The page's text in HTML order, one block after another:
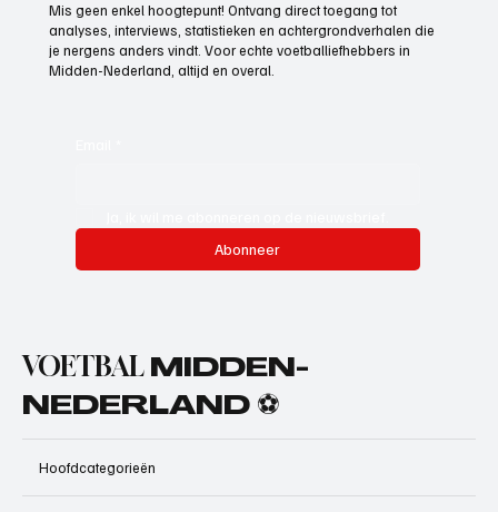
Mis geen enkel hoogtepunt! Ontvang direct toegang tot
analyses, interviews, statistieken en achtergrondverhalen die
je nergens anders vindt. Voor echte voetballiefhebbers in
Midden-Nederland, altijd en overal.
Abonneer
VOETBAL MIDDEN-
NEDERLAND ⚽
Hoofdcategorieën